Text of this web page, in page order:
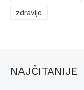
zdravlje
NAJČITANIJE